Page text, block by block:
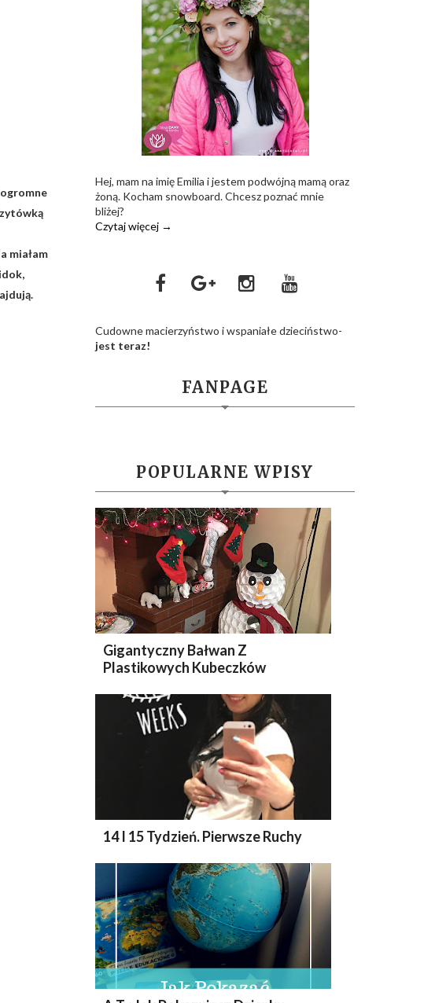
miałam
Hej, mam na imię Emilia i jestem podwójną mamą oraz
żoną. Kocham snowboard. Chcesz poznać mnie
bliżej?
Czytaj więcej →
Cudowne macierzyństwo i wspaniałe dzieciństwo-
jest teraz!
FANPAGE
POPULARNE WPISY
Gigantyczny Bałwan Z
Plastikowych Kubeczków
14 I 15 Tydzień. Pierwsze Ruchy